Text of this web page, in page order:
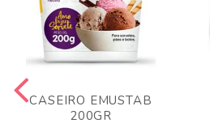
CASEIRO EMUSTAB
200GR